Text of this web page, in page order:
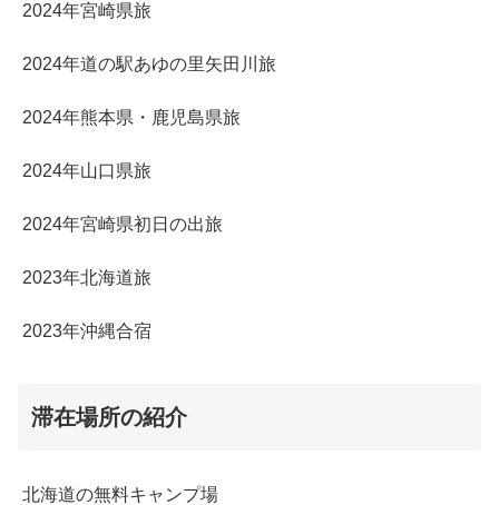
2024年宮崎県旅
2024年道の駅あゆの里矢田川旅
2024年熊本県・鹿児島県旅
2024年山口県旅
2024年宮崎県初日の出旅
2023年北海道旅
2023年沖縄合宿
滞在場所の紹介
北海道の無料キャンプ場